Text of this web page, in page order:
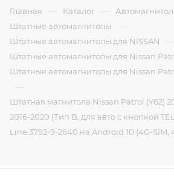
Главная — Каталог —
Штатные автомагнитолы —
Штатные автомагнитолы для NISSAN —
Штатные автомагнитолы для Nissan
Штатные автомагнитолы для Nissan
—
Штатная магнитола Nissan Patrol (Y62)
2016-2020 (Тип B, для авто с кнопкой
Line 3792-9-2640 на Android 10 (4G-SIM,